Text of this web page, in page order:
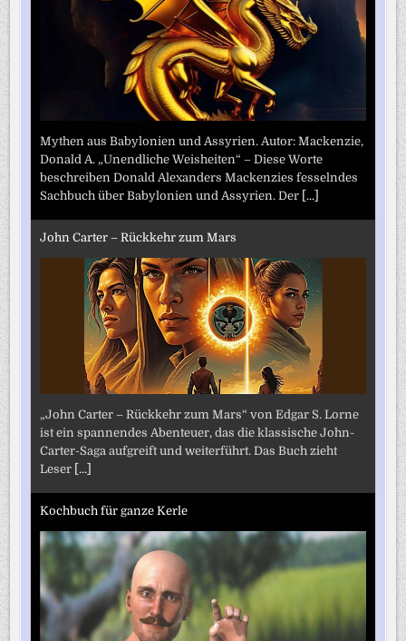
Mythen aus Babylonien und Assyrien. Autor: Mackenzie,
Donald A. „Unendliche Weisheiten“ – Diese Worte
beschreiben Donald Alexanders Mackenzies fesselndes
Sachbuch über Babylonien und Assyrien. Der [...]
John Carter – Rückkehr zum Mars
„John Carter – Rückkehr zum Mars“ von Edgar S. Lorne
ist ein spannendes Abenteuer, das die klassische John-
Carter-Saga aufgreift und weiterführt. Das Buch zieht
Leser [...]
Kochbuch für ganze Kerle